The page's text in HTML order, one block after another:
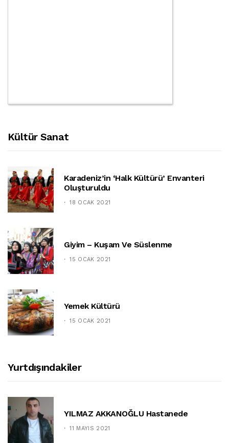
Kültür Sanat
Karadeniz’in ‘halk Kültürü’ Envanteri
Oluşturuldu
18 OCAK 2021
Giyim – Kuşam Ve Süslenme
15 OCAK 2021
Yemek Kültürü
15 OCAK 2021
Yurtdışındakiler
YILMAZ AKKANOĞLU Hastanede
11 MAYIS 2021